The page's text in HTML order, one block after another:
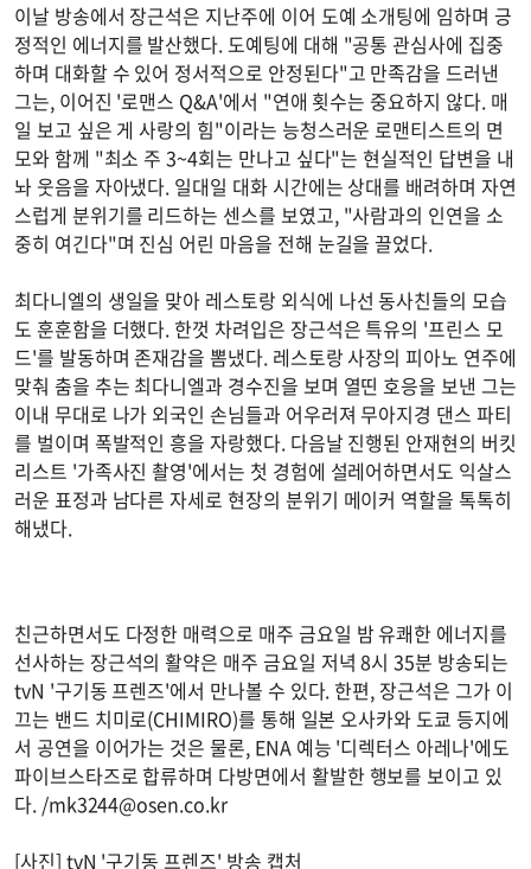
이날 방송에서 장근석은 지난주에 이어 도예 소개팅에 임하며 긍
정적인 에너지를 발산했다. 도예팅에 대해 "공통 관심사에 집중
하며 대화할 수 있어 정서적으로 안정된다"고 만족감을 드러낸
그는, 이어진 '로맨스 Q&A'에서 "연애 횟수는 중요하지 않다. 매
일 보고 싶은 게 사랑의 힘"이라는 능청스러운 로맨티스트의 면
모와 함께 "최소 주 3~4회는 만나고 싶다"는 현실적인 답변을 내
놔 웃음을 자아냈다. 일대일 대화 시간에는 상대를 배려하며 자연
스럽게 분위기를 리드하는 센스를 보였고, "사람과의 인연을 소
중히 여긴다"며 진심 어린 마음을 전해 눈길을 끌었다.
최다니엘의 생일을 맞아 레스토랑 외식에 나선 동사친들의 모습
도 훈훈함을 더했다. 한껏 차려입은 장근석은 특유의 '프린스 모
드'를 발동하며 존재감을 뽐냈다. 레스토랑 사장의 피아노 연주에
맞춰 춤을 추는 최다니엘과 경수진을 보며 열띤 호응을 보낸 그는
이내 무대로 나가 외국인 손님들과 어우러져 무아지경 댄스 파티
를 벌이며 폭발적인 흥을 자랑했다. 다음날 진행된 안재현의 버킷
리스트 '가족사진 촬영'에서는 첫 경험에 설레어하면서도 익살스
러운 표정과 남다른 자세로 현장의 분위기 메이커 역할을 톡톡히
해냈다.
친근하면서도 다정한 매력으로 매주 금요일 밤 유쾌한 에너지를
선사하는 장근석의 활약은 매주 금요일 저녁 8시 35분 방송되는
tvN '구기동 프렌즈'에서 만나볼 수 있다. 한편, 장근석은 그가 이
끄는 밴드 치미로(CHIMIRO)를 통해 일본 오사카와 도쿄 등지에
서 공연을 이어가는 것은 물론, ENA 예능 '디렉터스 아레나'에도
파이브스타즈로 합류하며 다방면에서 활발한 행보를 보이고 있
다. /mk3244@osen.co.kr
[사진] tvN '구기동 프렌즈' 방송 캡처